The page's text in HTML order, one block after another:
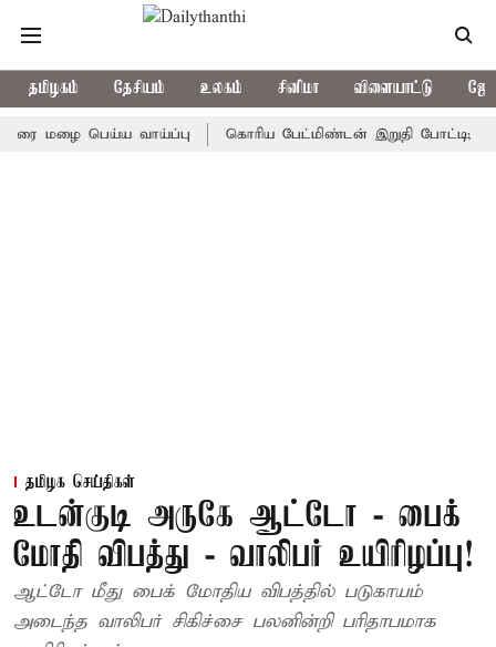
தமிழகம் தேசியம் உலகம் சினிமா விளையாட்டு
பெய்ய வாய்ப்பு கொரிய பேட்மிண்டன் இறுதி போட்டி; இந்திய
தமிழக செய்திகள்
உடன்குடி அருகே ஆட்டோ - பைக்
மோதி விபத்து - வாலிபர் உயிரிழப்பு!
ஆட்டோ மீது பைக் மோதிய விபத்தில் படுகாயம்
அடைந்த வாலிபர் சிகிச்சை பலனின்றி பரிதாபமாக